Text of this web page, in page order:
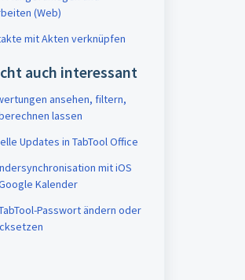
(Web)
mit Akten verknüpfen
auch interessant
ansehen, filtern,
lassen
Updates in TabTool Office
mit iOS
Kalender
Passwort ändern oder